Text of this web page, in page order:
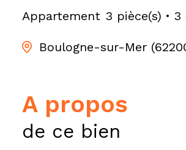
Appartement 3 pièce(s) 3
Boulogne-sur-Mer
a propos
de ce bien